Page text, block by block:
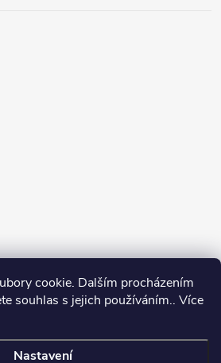
cookie. Dalším procházením
souhlas s jejich používáním.. Více
Nastavení
Instagramu